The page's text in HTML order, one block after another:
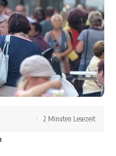
2 Minuten Lesezeit